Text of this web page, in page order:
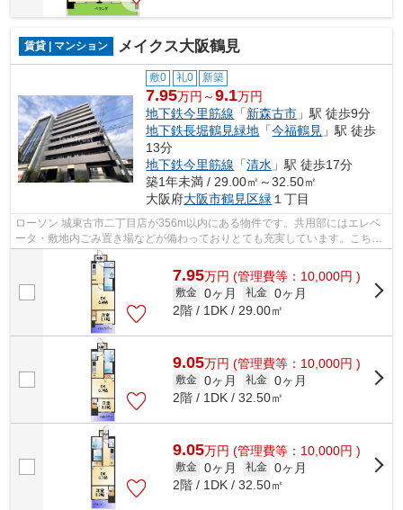
賃貸 | マンション メイクス大阪鶴見
敷0 礼0 新築
7.95万円～9.1万円
地下鉄今里筋線 「新森古市 」駅 徒歩9分
地下鉄長堀鶴見緑地 「今福鶴見 」駅 徒歩
13分
地下鉄今里筋線 「清水 」駅 徒歩17分
築1年未満 / 29.00㎡～32.50㎡
大阪府大阪市鶴見区緑 １丁目
ローソン 城東古市二丁目店が356m以内にある物件です。共用部にはエレベ
ータ・敷地内ごみ置き場などが備わっておりとても充実しています。こちら
の物件では初期費用をカードでお支払い...
7.95万円 (管理費等：10,000円 )
敷金 0ヶ月 礼金 0ヶ月
2階 / 1DK / 29.00㎡
9.05万円 (管理費等：10,000円 )
敷金 0ヶ月 礼金 0ヶ月
2階 / 1DK / 32.50㎡
9.05万円 (管理費等：10,000円 )
敷金 0ヶ月 礼金 0ヶ月
2階 / 1DK / 32.50㎡